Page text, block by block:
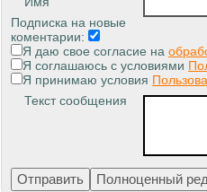
Подписка на новые
коментарии:
Я даю свое согласие на
Я соглашаюсь с условиями
Я принимаю условия
Текст сообщения